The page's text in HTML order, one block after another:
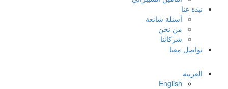
نبذة عنا
أسئلة شائعة
من نحن
شركائنا
تواصل معنا
العربية
English